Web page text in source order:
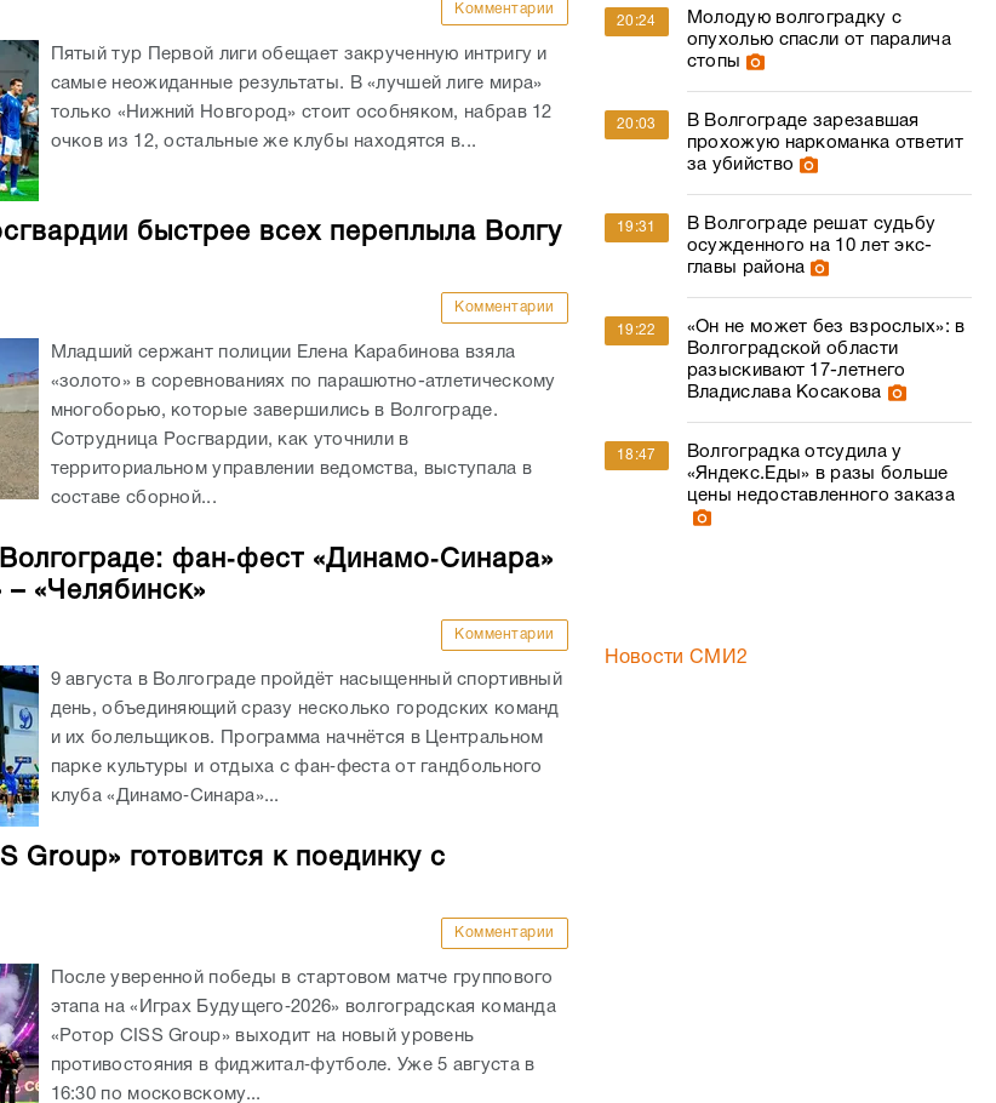
Комментарии
Пятый тур Первой лиги обещает закрученную интригу и
самые неожиданные результаты. В «лучшей лиге мира»
только «Нижний Новгород» стоит особняком, набрав 12
очков из 12, остальные же клубы находятся в...
быстрее всех переплыла Волгу
Комментарии
Младший сержант полиции Елена Карабинова взяла
«золото» в соревнованиях по парашютно-атлетическому
многоборью, которые завершились в Волгограде.
Сотрудница Росгвардии, как уточнили в
территориальном управлении ведомства, выступала в
составе сборной...
фан‑фест «Динамо‑Синара»
– «Челябинск»
Комментарии
9 августа в Волгограде пройдёт насыщенный спортивный
день, объединяющий сразу несколько городских команд
и их болельщиков. Программа начнётся в Центральном
парке культуры и отдыха с фан‑феста от гандбольного
клуба «Динамо‑Синара»...
Group» готовится к поединку с
Комментарии
После уверенной победы в стартовом матче группового
этапа на «Играх Будущего‑2026» волгоградская команда
«Ротор CISS Group» выходит на новый уровень
противостояния в фиджитал‑футболе. Уже 5 августа в
16:30 по московскому...
20:24
Молодую волгоградку с
опухолью спасли от паралича
стопы
20:03
В Волгограде зарезавшая
прохожую наркоманка ответит
за убийство
19:31
В Волгограде решат судьбу
осужденного на 10 лет экс-
главы района
19:22
«Он не может без взрослых»: в
Волгоградской области
разыскивают 17-летнего
Владислава Косакова
18:47
Волгоградка отсудила у
«Яндекс.Еды» в разы больше
цены недоставленного заказа
Новости СМИ2